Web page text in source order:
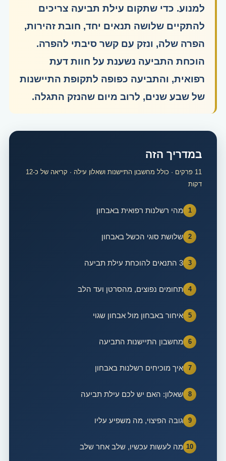
למנוע. כדי שתקום עילת תביעה צריכים
להתקיים שלושה תנאים יחד, חובת זהירות,
הפרה שלה, ונזק עם קשר סיבתי להפרה.
הוכחת התביעה נשענת על חוות דעת
רפואית, והתביעה כפופה לתקופת התיישנות
של שבע שנים, לרוב מיום שהנזק התגלה.
במדריך הזה
11 פרקים · כולל מחשבון התיישנות ושאלון עילה · קריאה של כ-12
דקות
מהי רשלנות רפואית באבחון
שלושת סוגי הכשל באבחון
3 התנאים להוכחת עילת תביעה
תחומים נפוצים, מהסרטן ועד הלב
איחור באבחון מול אבחון שגוי
מחשבון התיישנות התביעה
איך מוכיחים רשלנות באבחון
שאלון: האם יש לכם עילת תביעה
גובה הפיצוי, מה משפיע עליו
מה לעשות עכשיו, שלב אחר שלב